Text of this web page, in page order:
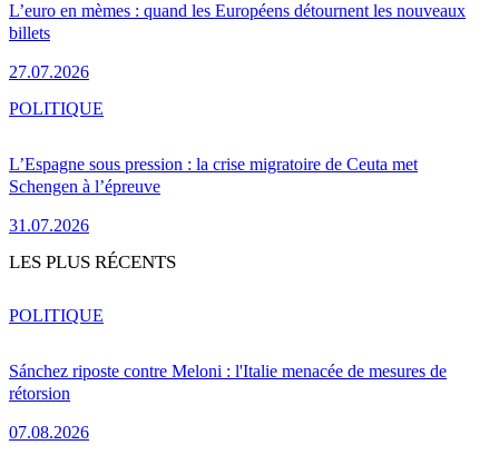
L’euro en mèmes : quand les Européens détournent les nouveaux
billets
27.07.2026
L’Espagne sous pression : la crise migratoire de Ceuta met
Schengen à l’épreuve
31.07.2026
POLITIQUE
LES PLUS RÉCENTS
Sánchez riposte contre Meloni : l'Italie menacée de mesures de
rétorsion
07.08.2026
POLITIQUE